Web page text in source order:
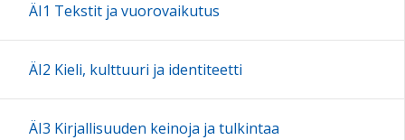
ÄI1 Tekstit ja vuorovaikutus
ÄI2 Kieli, kulttuuri ja identiteetti
ÄI3 Kirjallisuuden keinoja ja tulkintaa